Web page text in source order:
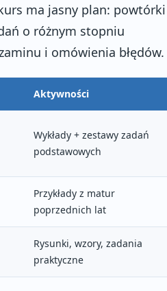
ma jasny plan: powtórki
o różnym stopniu
i omówienia błędów.
Aktywności
Wykłady + zestawy zadań
podstawowych
Przykłady z matur
poprzednich lat
Rysunki, wzory, zadania
praktyczne